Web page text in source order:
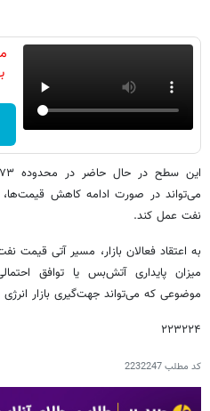
می‌تواند در صورت ادامه کاهش قیمت‌ها،
نفت عمل کند.
به اعتقاد فعالان بازار، مسیر آتی
میزان پایداری آتش‌بس یا توافق
موضوعی که می‌تواند جهت‌گیری بازار
۲۲۳۲۲۴
کد مطلب2232247